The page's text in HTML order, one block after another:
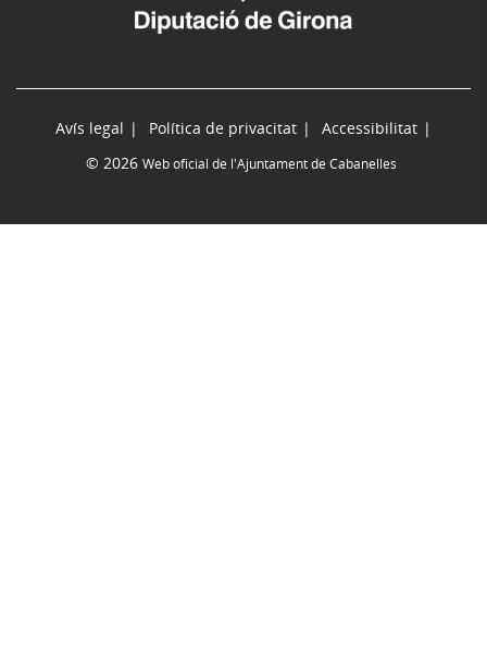
Avís legal Política de privacitat
Accessibilitat
© 2026 Web oficial de l'Ajuntament de Cabanelles